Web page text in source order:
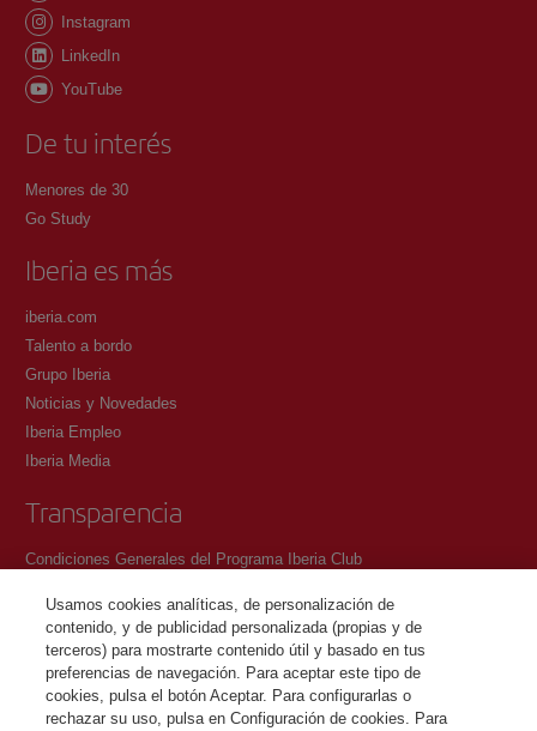
Instagram
LinkedIn
YouTube
De tu interés
Menores de 30
Go Study
Iberia es más
iberia.com
Talento a bordo
Grupo Iberia
Noticias y Novedades
Iberia Empleo
Iberia Media
Transparencia
Condiciones Generales del Programa Iberia Club
Política de protección de datos personales
Gestión y Política de cookies
Contacto
Usamos cookies analíticas, de personalización de
contenido, y de publicidad personalizada (propias y de
terceros) para mostrarte contenido útil y basado en tus
preferencias de navegación. Para aceptar este tipo de
cookies, pulsa el botón Aceptar. Para configurarlas o
rechazar su uso, pulsa en Configuración de cookies. Para